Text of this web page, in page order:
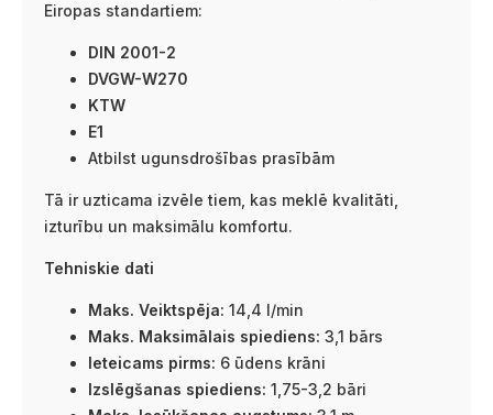
Eiropas standartiem:
DIN 2001-2
DVGW-W270
KTW
E1
Atbilst ugunsdrošības prasībām
Tā ir uzticama izvēle tiem, kas meklē kvalitāti,
izturību un maksimālu komfortu.
Tehniskie dati
Maks. Veiktspēja: 14,4 l/min
Maks. Maksimālais spiediens: 3,1 bārs
Ieteicams pirms: 6 ūdens krāni
Izslēgšanas spiediens: 1,75-3,2 bāri